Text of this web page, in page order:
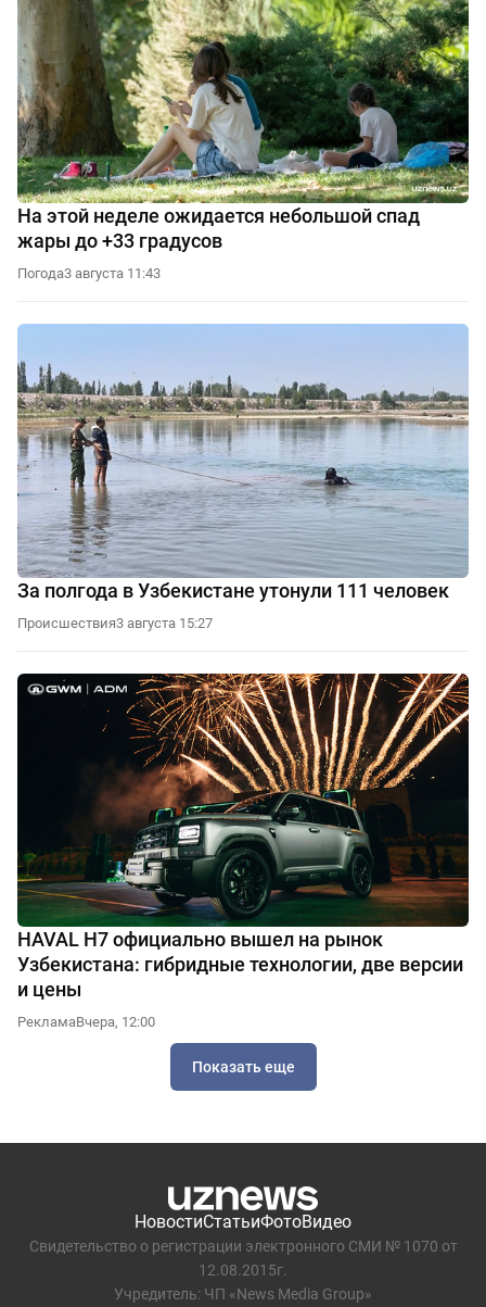
На этой неделе ожидается небольшой спад
жары до +33 градусов
Погода3 августа 11:43
За полгода в Узбекистане утонули 111 человек
Происшествия3 августа 15:27
HAVAL H7 официально вышел на рынок
Узбекистана: гибридные технологии, две версии
и цены
РекламаВчера, 12:00
Показать еще
НовостиСтатьиФотоВидео
Свидетельство о регистрации электронного СМИ № 1070 от
12.08.2015г.
Учредитель: ЧП «News Media Group»